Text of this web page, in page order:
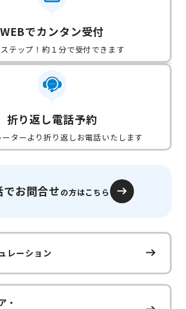
WEBでカンタン受付
テップ！約１分で受付できます
折り返し電話予約
ターより折り返しお電話いたします
でお問合せの方はこちら
レーション
・